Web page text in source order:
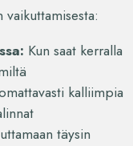
vaikuttamisesta:
Kun saat kerralla
kalliimpia
täysin